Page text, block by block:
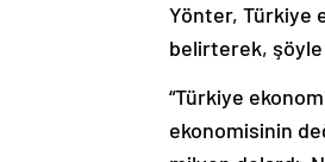
Yönter, Türkiye
belirterek,
“Türkiye
ekonomisinin